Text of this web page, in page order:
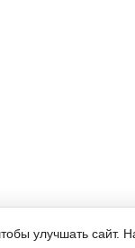
улучшать сайт.